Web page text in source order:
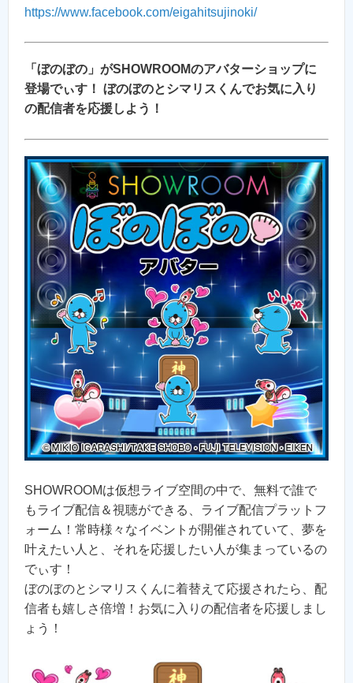
https://www.facebook.com/eigahitsujinoki/
「ぼのぼの」がSHOWROOMのアバターショップに
登場でぃす！ ぼのぼのとシマリスくんでお気に入り
の配信者を応援しよう！
SHOWROOMは仮想ライブ空間の中で、無料で誰で
もライブ配信＆視聴ができる、ライブ配信プラットフ
ォーム！常時様々なイベントが開催されていて、夢を
叶えたい人と、それを応援したい人が集まっているの
でぃす！
ぼのぼのとシマリスくんに着替えて応援されたら、配
信者も嬉しさ倍増！お気に入りの配信者を応援しまし
ょう！